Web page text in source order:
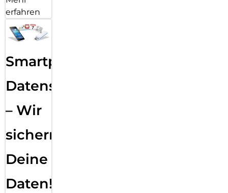
erfahren
Smartphone
Datensicherung
– Wir
sichern
Deine
Daten!